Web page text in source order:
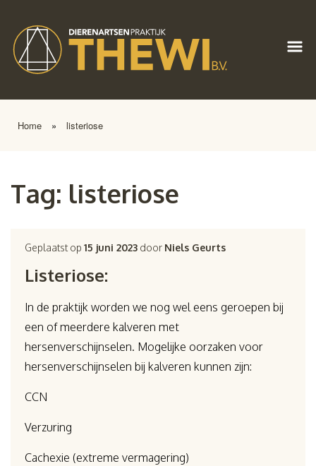
Home » listeriose
Tag: listeriose
Geplaatst op15 juni 2023 door Niels Geurts
Listeriose:
In de praktijk worden we nog wel eens geroepen bij
een of meerdere kalveren met
hersenverschijnselen. Mogelijke oorzaken voor
hersenverschijnselen bij kalveren kunnen zijn:
CCN
Verzuring
Cachexie (extreme vermagering)